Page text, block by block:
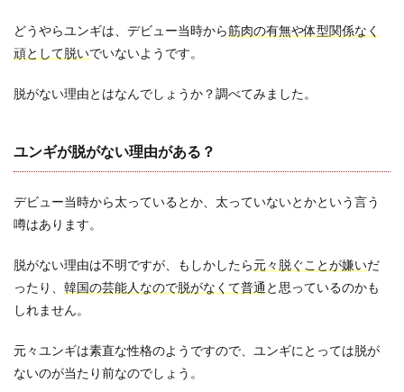
どうやらユンギは、デビュー当時から筋肉の有無や体型関係なく
頑として脱いでいないようです。
脱がない理由とはなんでしょうか？調べてみました。
ユンギが脱がない理由がある？
デビュー当時から太っているとか、太っていないとかという言う
噂はあります。
脱がない理由は不明ですが、もしかしたら元々脱ぐことが嫌いだ
ったり、 韓国の芸能人なので脱がなくて普通 と思っているのかも
しれません。
元々ユンギは素直な性格のようですので、ユンギにとっては脱が
ないのが当たり前なのでしょう。